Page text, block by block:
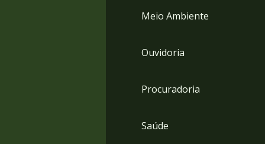
Meio Ambiente
Ouvidoria
Procuradoria
Saúde